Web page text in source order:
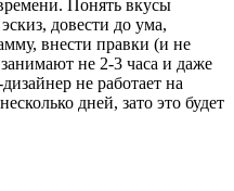
Понять вкусы
довести до ума,
внести правки (и не
не 2-3 часа и даже
не работает на
дней, зато это будет